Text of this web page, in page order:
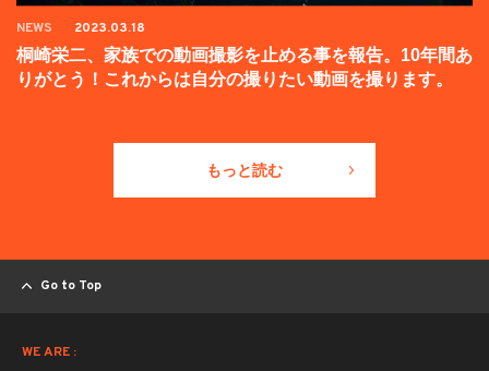
NEWS 2023.03.18
桐崎栄二、家族での動画撮影を止める事を報告。10年間あ
りがとう！これからは自分の撮りたい動画を撮ります。
もっと読む
Go to Top
WE ARE :